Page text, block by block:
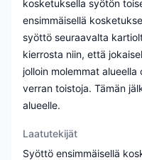
kosketuksella syötön
ensimmäisellä
syöttö seuraavalta
kierrosta niin, että
jolloin molemmat
verran toistoja. Tämän
alueelle.
Laatutekijät
Syöttö ensimmäisellä